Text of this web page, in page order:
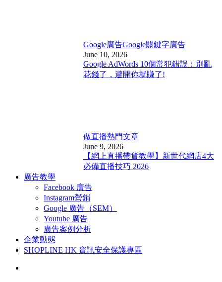
Google廣告Google關鍵字廣告
June 10, 2026
Google AdWords 10個常犯錯誤：別亂
花錢了，避開你就賺了!
做直播熱門文章
June 9, 2026
【網上直播帶貨教學】新世代網店4大
必備直播技巧 2026
廣告教學
Facebook 廣告
Instagram營銷
Google 廣告（SEM）
Youtube 廣告
廣告案例分析
企業動態
SHOPLINE HK 資訊安全保護專區